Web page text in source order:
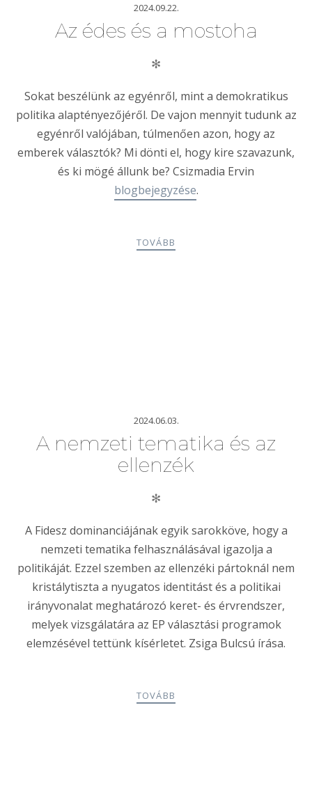
2024.09.22.
Az édes és a mostoha
✻
Sokat beszélünk az egyénről, mint a demokratikus
politika alaptényezőjéről. De vajon mennyit tudunk az
egyénről valójában, túlmenően azon, hogy az
emberek választók? Mi dönti el, hogy kire szavazunk,
és ki mögé állunk be? Csizmadia Ervin
blogbejegyzése.
TOVÁBB
2024.06.03.
A nemzeti tematika és az
ellenzék
✻
A Fidesz dominanciájának egyik sarokköve, hogy a
nemzeti tematika felhasználásával igazolja a
politikáját. Ezzel szemben az ellenzéki pártoknál nem
kristálytiszta a nyugatos identitást és a politikai
irányvonalat meghatározó keret- és érvrendszer,
melyek vizsgálatára az EP választási programok
elemzésével tettünk kísérletet. Zsiga Bulcsú írása.
TOVÁBB